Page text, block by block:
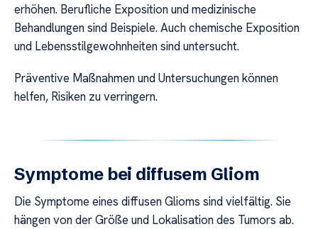
erhöhen. Berufliche Exposition und medizinische
Behandlungen sind Beispiele. Auch chemische Exposition
und Lebensstilgewohnheiten sind untersucht.
Präventive Maßnahmen und Untersuchungen können
helfen, Risiken zu verringern.
Symptome bei diffusem Gliom
Die Symptome eines diffusen Glioms sind vielfältig. Sie
hängen von der Größe und Lokalisation des Tumors ab.